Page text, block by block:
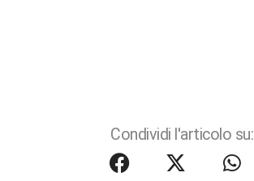
Condividi l'articolo su: